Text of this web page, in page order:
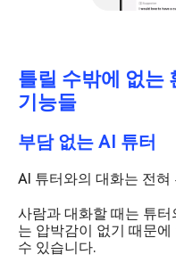
틀릴 수밖에 없는
기능들
부담 없는 AI 튜터
AI 튜터와의 대화는 전혀
사람과 대화할 때는 튜
는 압박감이 없기 때문
수 있습니다.